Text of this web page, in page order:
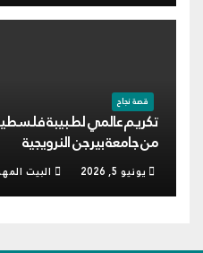
قصة نجاح
تكريم عالمي لطبيبة
من جامعة بيرجن النرويجية
يونيو 5, 2026 البيت